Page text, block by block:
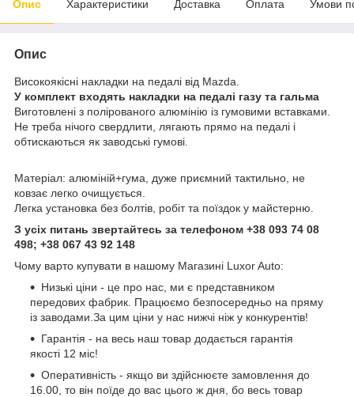
Опис Характеристики Доставка Оплата Умови
Опис
Високоякісні накладки на педалі від Mazda.
У комплект входять накладки на педалі газу та гальма
Виготовлені з полірованого алюмінію із гумовими вставками.
Не треба нічого свердлити, лягають прямо на педалі і
обтискаються як заводські гумові.
Матеріал: алюміній+гума, дуже приємний тактильно, не
ковзає легко очищується.
Легка установка без болтів, робіт та поїздок у майстерню.
З усіх питань звертайтесь за телефоном +38 093 74 08
498; +38 067 43 92 148
Чому варто купувати в нашому Магазині Luxor Auto:
Низькі ціни - це про нас, ми є представником
передових фабрик. Працюємо безпосередньо на пряму
із заводами.За цим ціни у нас нижчі ніж у конкурентів!
Гарантія - на весь наш товар додається гарантія
якості 12 міс!
Оперативність - якщо ви здійснюєте замовлення до
16.00, то він поїде до вас цього ж дня, бо весь товар